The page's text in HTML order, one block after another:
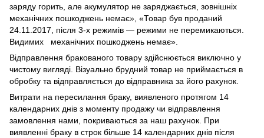
заряду горить, але акумулятор не заряджається, зовнішніх
механічних пошкоджень немає», «Товар був проданий
24.11.2017, після 3-х режимів — режими не перемикаються.
Видимих механічних пошкоджень немає».
Відправлення бракованого товару здійснюється виключно у
чистому вигляді. Візуально брудний товар не приймається в
обробку та відправляється до відправника за його рахунок.
Витрати на пересилання браку, виявленого протягом 14
календарних днів з моменту продажу чи відправлення
замовлення нами, покриваються за наш рахунок. При
виявленні браку в строк більше 14 календарних днів після